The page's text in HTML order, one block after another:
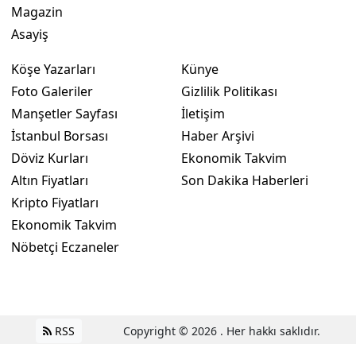
Magazin
Asayiş
Köşe Yazarları
Foto Galeriler
Manşetler Sayfası
İstanbul Borsası
Döviz Kurları
Altın Fiyatları
Kripto Fiyatları
Ekonomik Takvim
Nöbetçi Eczaneler
Künye
Gizlilik Politikası
İletişim
Haber Arşivi
Ekonomik Takvim
Son Dakika Haberleri
RSS Copyright © 2026 . Her hakkı saklıdır.